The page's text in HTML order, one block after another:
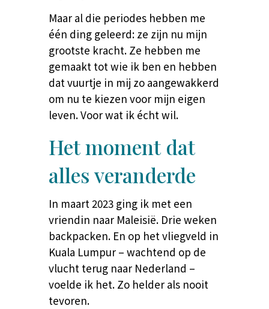
Maar al die periodes hebben me
één ding geleerd: ze zijn nu mijn
grootste kracht. Ze hebben me
gemaakt tot wie ik ben en hebben
dat vuurtje in mij zo aangewakkerd
om nu te kiezen voor mijn eigen
leven. Voor wat ik écht wil.
Het moment dat
alles veranderde
In maart 2023 ging ik met een
vriendin naar Maleisië. Drie weken
backpacken. En op het vliegveld in
Kuala Lumpur – wachtend op de
vlucht terug naar Nederland –
voelde ik het. Zo helder als nooit
tevoren.